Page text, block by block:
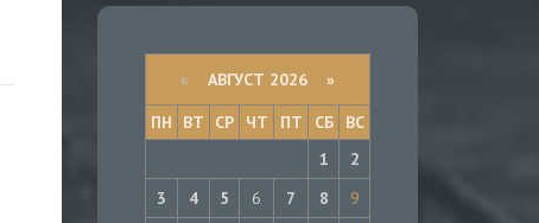
« АВГУСТ 2026 »
ПН
ВТ СР ЧТ ПТ СБ
ВС
1
2
3
4 5 6 7 8
9